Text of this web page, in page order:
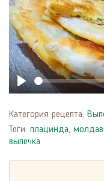
Play
Категория рецепта:
Теги: плацинда,
выпечка